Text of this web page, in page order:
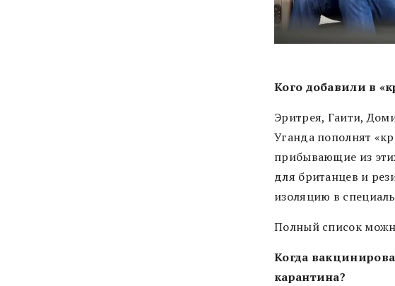
Кого добавили в
Эритрея, Гаити,
Уганда пополнят
прибывающие из
для британцев и
изоляцию в
Полный список
Когда
карантина?